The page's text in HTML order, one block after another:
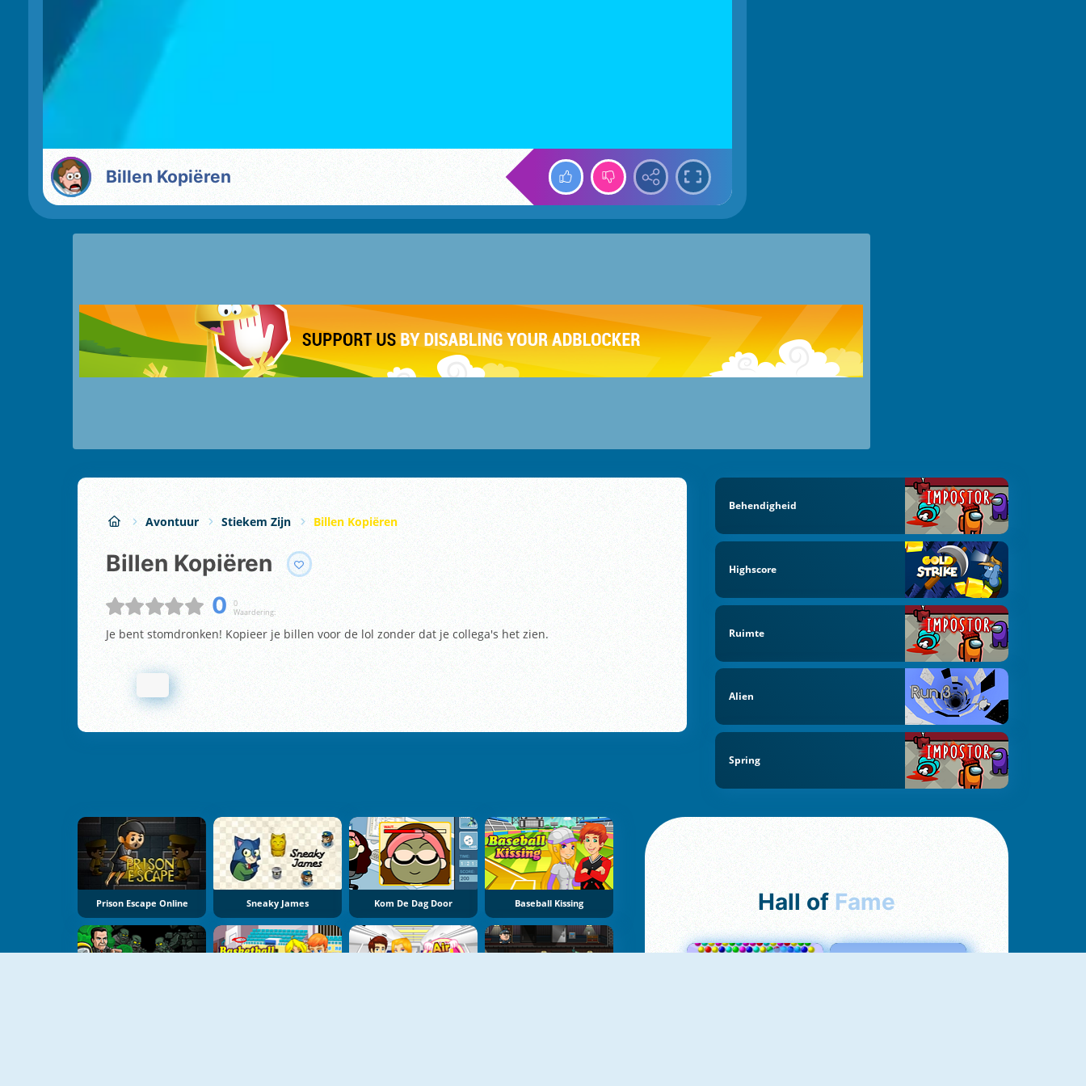
Billen Kopiëren
Avontuur Stiekem Zijn Billen Kopiëren
Billen Kopiëren
0
0
Waardering:
Je bent stomdronken! Kopieer je billen voor de lol zonder dat je collega's het zien.
Behendigheid
Highscore
Ruimte
Alien
Spring
Prison Escape Online Sneaky James Kom De Dag Door Baseball Kissing Hall of Fame